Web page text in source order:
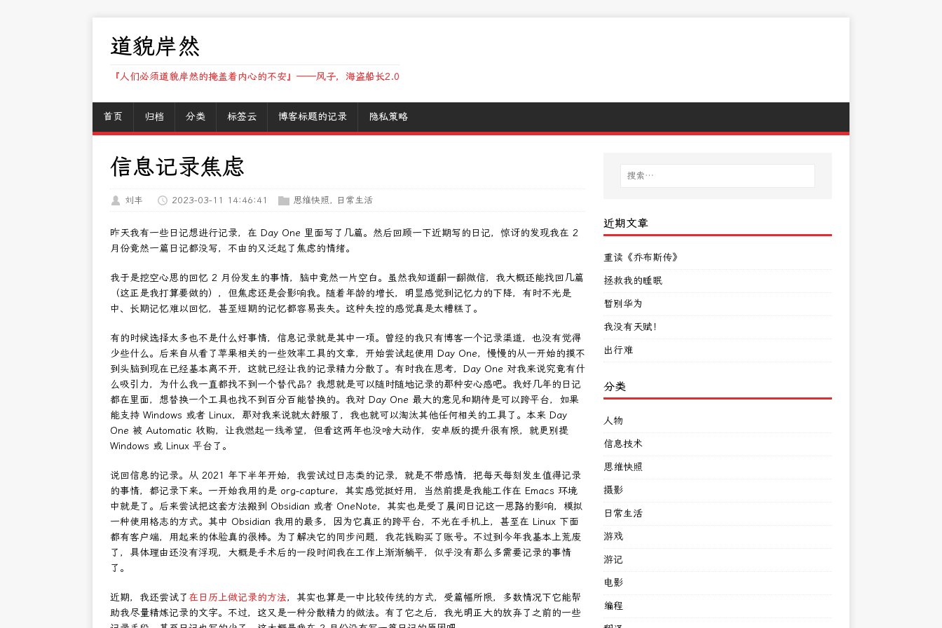
道貌岸然
『人们必须道貌岸然的掩盖着内心的不安』——风子，海盗船长2.0
首页 归档 分类 标签云 博客标题的记录 隐私策略
信息记录焦虑
刘丰 2023-03-11 14:46:41 思维快照 , 日常生活
昨天我有一些日记想进行记录，在 Day One 里面写了几篇。然后回顾一下近期写的日记，惊讶的发现我在 2
月份竟然一篇日记都没写，不由的又泛起了焦虑的情绪。
我于是挖空心思的回忆 2 月份发生的事情，脑中竟然一片空白。虽然我知道翻一翻微信，我大概还能找回几篇
（这正是我打算要做的），但焦虑还是会影响我。随着年龄的增长，明显感觉到记忆力的下降，有时不光是
中、长期记忆难以回忆，甚至短期的记忆都容易丧失。这种失控的感觉真是太糟糕了。
有的时候选择太多也不是什么好事情，信息记录就是其中一项。曾经的我只有博客一个记录渠道，也没有觉得
少些什么。后来自从看了苹果相关的一些效率工具的文章，开始尝试起使用 Day One，慢慢的从一开始的摸不
到头脑到现在已经基本离不开，这就已经让我的记录精力分散了。有时我在思考，Day One 对我来说究竟有什
么吸引力，为什么我一直都找不到一个替代品？我想就是可以随时随地记录的那种安心感吧。我好几年的日记
都在里面，想替换一个工具也找不到百分百能替换的。我对 Day One 最大的意见和期待是可以跨平台，如果
能支持 Windows 或者 Linux，那对我来说就太舒服了，我也就可以淘汰其他任何相关的工具了。本来 Day
One 被 Automatic 收购，让我燃起一线希望，但看这两年也没啥大动作，安卓版的提升很有限，就更别提
Windows 或 Linux 平台了。
说回信息的记录。从 2021 年下半年开始，我尝试过日志类的记录，就是不带感情，把每天每刻发生值得记录
的事情，都记录下来。一开始我用的是 org-capture，其实感觉挺好用，当然前提是我能工作在 Emacs 环境
中就是了。后来尝试把这套方法搬到 Obsidian 或者 OneNote，其实也是受了晨间日记这一思路的影响，模拟
一种使用格志的方式。其中 Obsidian 我用的最多，因为它真正的跨平台，不光在手机上，甚至在 Linux 下面
都有客户端，用起来的体验真的很棒。为了解决它的同步问题，我花钱购买了账号。不过到今年我基本上荒废
了，具体理由还没有浮现，大概是手术后的一段时间我在工作上渐渐躺平，似乎没有那么多需要记录的事情
了。
近期，我还尝试了在日历上做记录的方法，其实也算是一中比较传统的方式，受篇幅所限，多数情况下它能帮
助我尽量精炼记录的文字。不过，这又是一种分散精力的做法。有了它之后，我光明正大的放弃了之前的一些
近期文章
重读《乔布斯传》
拯救我的睡眠
暂别华为
我没有天赋！
出行难
分类
人物
信息技术
思维快照
摄影
日常生活
游戏
游记
电影
编程